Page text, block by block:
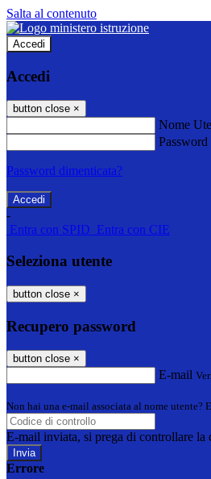
Salta al contenuto
Accedi
Accedi
button close ×
Nome
Password
Password dimenticata?
-
Entra con SPID Entra con CIE
Seleziona utente
button close ×
Recupero password
button close ×
E-mail
Non hai una e-mail associata al nome utente?
E-mail inviata, si prega di controllare la
Errore